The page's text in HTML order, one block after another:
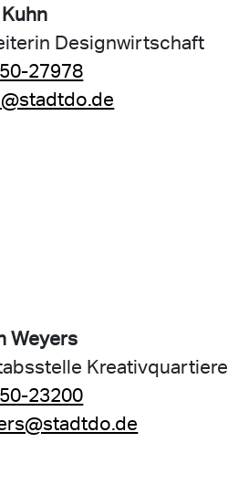
Designwirtschaft
27978
Weyers
Kreativquartiere
23200